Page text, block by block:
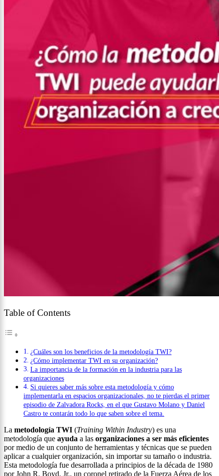
Table of Contents
¿Cuáles son los beneficios de la metodología TWI?
¿Cómo implementar TWI en su organización?
La importancia de la formación en la industria para las
organizaciones
Si quieres saber más sobre esta metodología y cómo
implementarla en espacios organizacionales, no te pierdas el primer
episodio de Zalvadora Rocks, en el que Gustavo Molano y Daniel
Castro te contarán todo lo que saben sobre el tema.
La metodología TWI (Training Within Industry) es una
metodología que ayuda a las organizaciones a ser más eficientes
por medio de un conjunto de herramientas y técnicas que se pueden
aplicar a cualquier organización, sin importar su tamaño o industria.
Esta metodología fue desarrollada a principios de la década de 1980
por John R. Boyd, Jr., un coronel retirado de la Fuerza Aérea de los